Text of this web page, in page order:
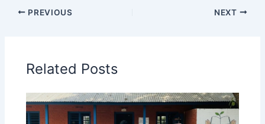
PREVIOUS NEXT
Related Posts